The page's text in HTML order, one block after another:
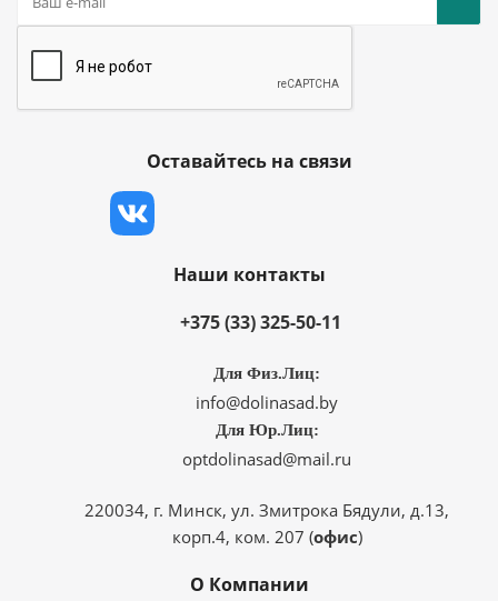
Оставайтесь на связи
Наши контакты
+375 (33) 325-50-11
Для Физ.Лиц:
info@dolinasad.by
Для Юр.Лиц:
optdolinasad@mail.ru
220034, г. Минск, ул. Змитрока Бядули, д.13,
корп.4, ком. 207 (офис)
О Компании